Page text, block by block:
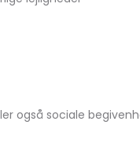
også sociale